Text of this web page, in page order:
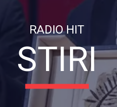
RADIO HIT
STIRI